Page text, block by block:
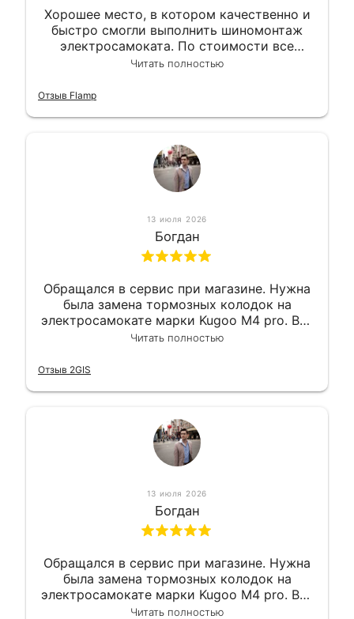
Хорошее место, в котором качественно и
быстро смогли выполнить шиномонтаж
электросамоката. По стоимости все
вышло вообще приемлемо хочу сказать.
Читать полностью
Отзыв Flamp
13 июля 2026
Богдан
Обращался в сервис при магазине. Нужна
была замена тормозных колодок на
электросамокате марки Kugoo M4 pro. Всё
сделали в лучшем виде и в максимально
гарантии, поэтому и обратился в этот
Читать полностью
Отзыв 2GIS
13 июля 2026
Богдан
Обращался в сервис при магазине. Нужна
была замена тормозных колодок на
электросамокате марки Kugoo M4 pro. Всё
сделали в лучшем виде и в максимально
Читать полностью